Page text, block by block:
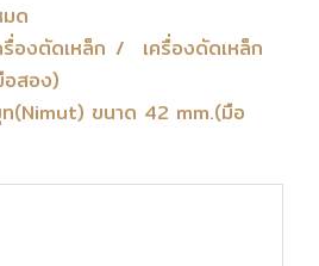
ด
องตัดเหล็ก
เครื่องดัดเหล็ก
อสอง)
ท(Nimut) ขนาด 42 mm.(มือ